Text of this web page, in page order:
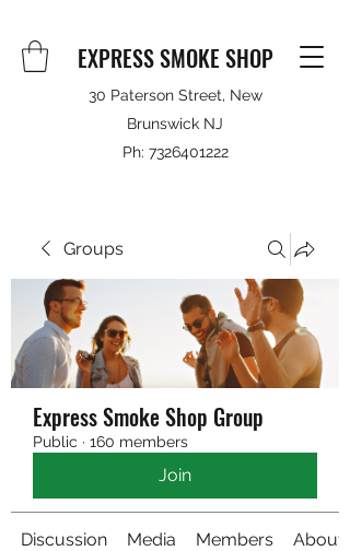
EXPRESS SMOKE SHOP
30 Paterson Street, New
Brunswick NJ
Ph: 7326401222
Groups
Express Smoke Shop Group
Public · 160 members
Join
Discussion Media Members About